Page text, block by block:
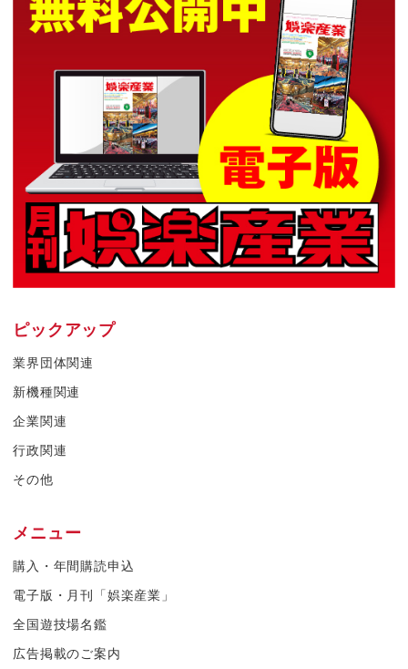
ピックアップ
業界団体関連
新機種関連
企業関連
行政関連
その他
メニュー
購入・年間購読申込
電子版・月刊「娯楽産業」
全国遊技場名鑑
広告掲載のご案内